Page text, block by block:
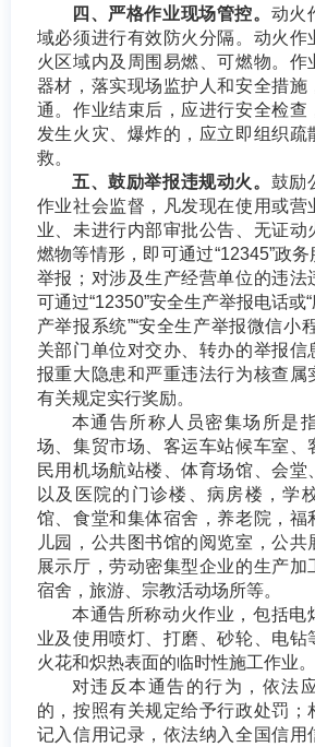
四、严格作业现场管控。 动火
域必须进行有效防火分隔。动火作
火区域内及周围易燃、可燃物。作
器材，落实现场监护人和安全措施
通。作业结束后，应进行安全检查
发生火灾、爆炸的，应立即组织疏
救。
五、鼓励举报违规动火。 鼓励
作业社会监督，凡发现在使用或营
业、未进行内部审批公告、无证动
燃物等情形，即可通过“12345”政
举报；对涉及生产经营单位的违法
可通过“12350”安全生产举报电话或
产举报系统”“安全生产举报微信小
关部门单位对交办、转办的举报信
报重大隐患和严重违法行为核查属
有关规定实行奖励。
本通告所称人员密集场所是
场、集贸市场、客运车站候车室、
民用机场航站楼、体育场馆、会堂
以及医院的门诊楼、病房楼，学
馆、食堂和集体宿舍，养老院，福
儿园，公共图书馆的阅览室，公共
展示厅，劳动密集型企业的生产加
宿舍，旅游、宗教活动场所等。
本通告所称动火作业，包括电
业及使用喷灯、打磨、砂轮、电钻
火花和炽热表面的临时性施工作业。
对违反本通告的行为，依法
的，按照有关规定给予行政处罚；
记入信用记录，依法纳入全国信用